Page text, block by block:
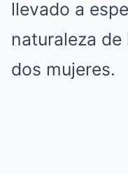
llevado a
naturaleza
dos mujeres.